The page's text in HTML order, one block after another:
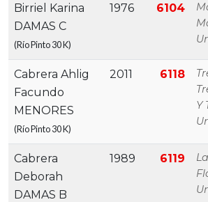
Birriel Karina
DAMAS C
(Río Pinto 30 K)
1976 6104
Cabrera Ahlig
Facundo
MENORES
(Río Pinto 30 K)
2011 6118
Y
Cabrera
Deborah
DAMAS B
1989 6119